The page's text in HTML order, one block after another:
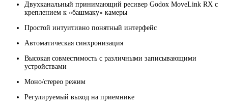
Двухканальный принимающий ресивер Godox MoveLink RX с
креплением к «башмаку» камеры
Простой интуитивно понятный интерфейс
Автоматическая синхронизация
Высокая совместимость с различными записывающими
устройствами
Моно/стерео режим
Регулируемый выход на приемнике